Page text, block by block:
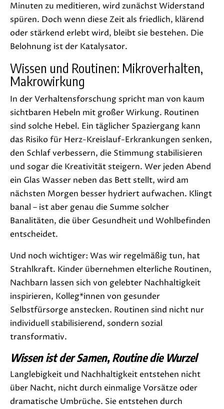
Minuten zu meditieren, wird zunächst Widerstand
spüren. Doch wenn diese Zeit als friedlich, klärend
oder stärkend erlebt wird, bleibt sie bestehen. Die
Belohnung ist der Katalysator.
Wissen und Routinen: Mikroverhalten,
Makrowirkung
In der Verhaltensforschung spricht man von kaum
sichtbaren Hebeln mit großer Wirkung. Routinen
sind solche Hebel. Ein täglicher Spaziergang kann
das Risiko für Herz-Kreislauf-Erkrankungen senken,
den Schlaf verbessern, die Stimmung stabilisieren
und sogar die Kreativität steigern. Wer jeden Abend
ein Glas Wasser neben das Bett stellt, wird am
nächsten Morgen besser hydriert aufwachen. Klingt
banal – ist aber genau die Summe solcher
Banalitäten, die über Gesundheit und Wohlbefinden
entscheidet.
Und noch wichtiger: Was wir regelmäßig tun, hat
Strahlkraft. Kinder übernehmen elterliche Routinen,
Nachbarn lassen sich von gelebter Nachhaltigkeit
inspirieren, Kolleg*innen von gesunder
Selbstfürsorge anstecken. Routinen sind nicht nur
individuell stabilisierend, sondern sozial
transformativ.
Wissen ist der Samen, Routine die Wurzel
Langlebigkeit und Nachhaltigkeit entstehen nicht
über Nacht, nicht durch einmalige Vorsätze oder
dramatische Umbrüche. Sie entstehen durch